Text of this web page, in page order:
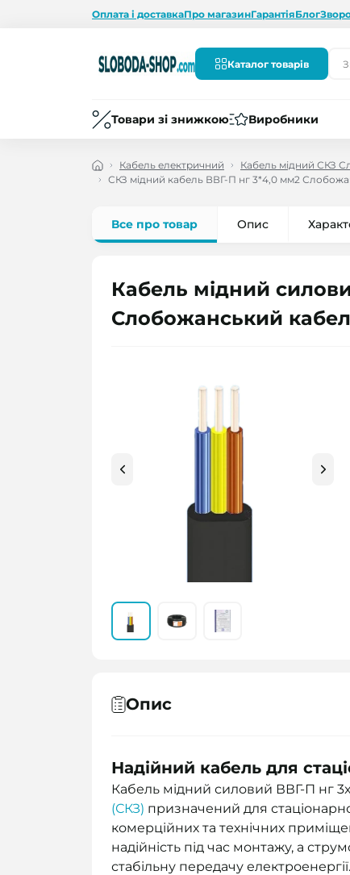
Оплата і доставкаПро магазинГарантіяБлог
Каталог товарів
Товари зі знижкою Виробники
Кабель електричний Кабель мідний СКЗ
СКЗ мідний кабель ВВГ-П нг 3*4,0 мм2
Все про товар Опис
Кабель мідний
Слобожанський
Опис
Надійний кабель для
Кабель мідний силовий ВВГ-П нг
(СКЗ) призначений для
комерційних та технічних
надійність під час монтажу, а
стабільну передачу електроенергії.